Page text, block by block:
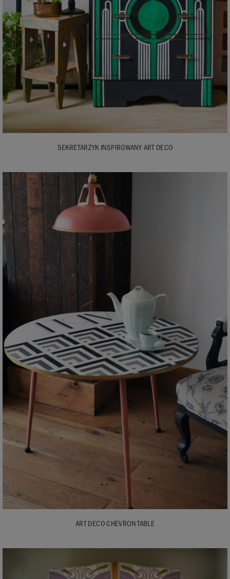
SEKRETARZYK INSPIROWANY ART DECO
ART DECO CHEVRON TABLE